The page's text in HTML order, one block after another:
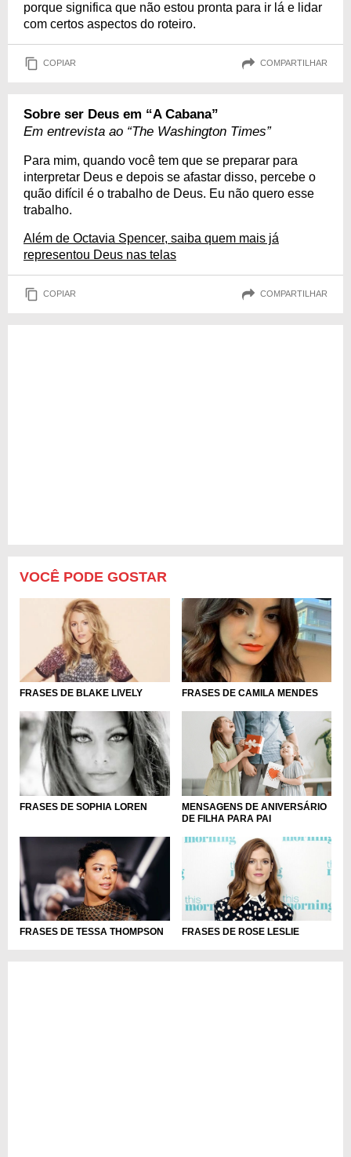
porque significa que não estou pronta para ir lá e lidar
com certos aspectos do roteiro.
COPIAR COMPARTILHAR
Sobre ser Deus em “A Cabana”
Em entrevista ao “The Washington Times”
Para mim, quando você tem que se preparar para
interpretar Deus e depois se afastar disso, percebe o
quão difícil é o trabalho de Deus. Eu não quero esse
trabalho.
Além de Octavia Spencer, saiba quem mais já
representou Deus nas telas
COPIAR COMPARTILHAR
VOCÊ PODE GOSTAR
FRASES DE BLAKE LIVELY FRASES DE CAMILA MENDES
FRASES DE SOPHIA LOREN
MENSAGENS DE ANIVERSÁRIO
DE FILHA PARA PAI
FRASES DE TESSA THOMPSON FRASES DE ROSE LESLIE